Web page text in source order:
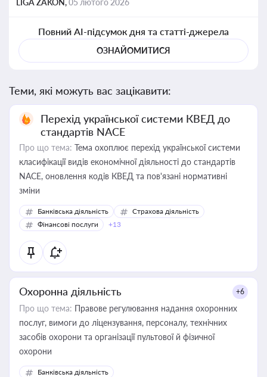
LIGA ZAKON,05 лютого 2026
Повний AI-підсумок дня та статті-джерела
ОЗНАЙОМИТИСЯ
Теми, які можуть вас зацікавити:
Перехід української системи КВЕД до
стандартів NACE
Про що тема: Тема охоплює перехід української системи
класифікації видів економічної діяльності до стандартів
NACE, оновлення кодів КВЕД та пов'язані нормативні
зміни
Банківська діяльність
Страхова діяльність
Фінансові послуги
+13
Охоронна діяльність +6
Про що тема: Правове регулювання надання охоронних
послуг, вимоги до ліцензування, персоналу, технічних
засобів охорони та організації пультової й фізичної
охорони
Банківська діяльність